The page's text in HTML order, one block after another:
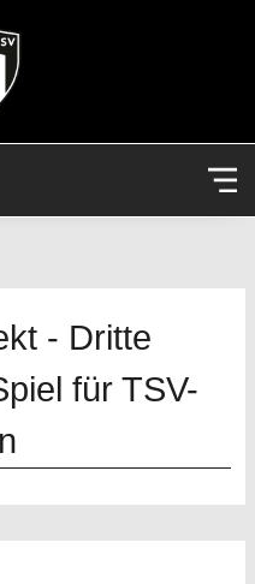
- Dritte
für TSV-